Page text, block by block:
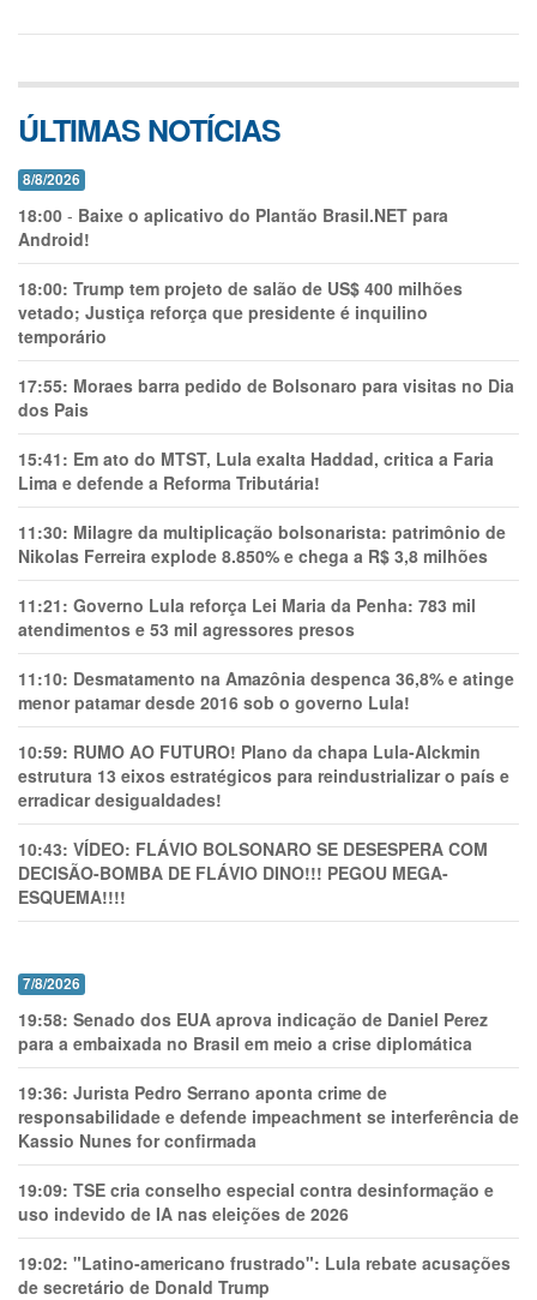
ÚLTIMAS NOTÍCIAS
8/8/2026
18:00 - Baixe o aplicativo do Plantão Brasil.NET para
Android!
18:00: Trump tem projeto de salão de US$ 400 milhões
vetado; Justiça reforça que presidente é inquilino
temporário
17:55: Moraes barra pedido de Bolsonaro para visitas no Dia
dos Pais
15:41: Em ato do MTST, Lula exalta Haddad, critica a Faria
Lima e defende a Reforma Tributária!
11:30: Milagre da multiplicação bolsonarista: patrimônio de
Nikolas Ferreira explode 8.850% e chega a R$ 3,8 milhões
11:21: Governo Lula reforça Lei Maria da Penha: 783 mil
atendimentos e 53 mil agressores presos
11:10: Desmatamento na Amazônia despenca 36,8% e atinge
menor patamar desde 2016 sob o governo Lula!
10:59: RUMO AO FUTURO! Plano da chapa Lula-Alckmin
estrutura 13 eixos estratégicos para reindustrializar o país e
erradicar desigualdades!
10:43: VÍDEO: FLÁVIO BOLSONARO SE DESESPERA COM
DECISÃO-BOMBA DE FLÁVIO DINO!!! PEGOU MEGA-
ESQUEMA!!!!
7/8/2026
19:58: Senado dos EUA aprova indicação de Daniel Perez
para a embaixada no Brasil em meio a crise diplomática
19:36: Jurista Pedro Serrano aponta crime de
responsabilidade e defende impeachment se interferência de
Kassio Nunes for confirmada
19:09: TSE cria conselho especial contra desinformação e
uso indevido de IA nas eleições de 2026
19:02: "Latino-americano frustrado": Lula rebate acusações
de secretário de Donald Trump